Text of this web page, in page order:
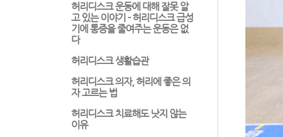
허리디스크 운동에 대해 잘못 알
고 있는 이야기 - 허리디스크 급성
기에 통증을 줄여주는 운동은 없
다
허리디스크 생활습관
허리디스크 의자, 허리에 좋은 의
자 고르는 법
허리디스크 치료해도 낫지 않는
이유